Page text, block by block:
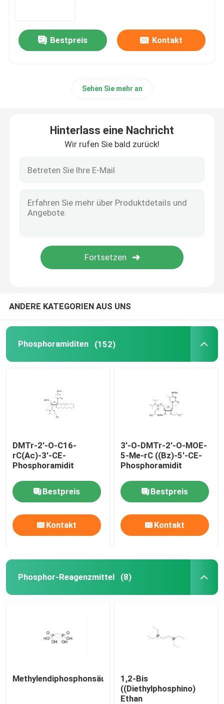
Oligo-Synthese-Reagenzien
Liefersystem
Bestpreis Kontakt
Sehen Sie mehr an
Hinterlass eine Nachricht
Wir rufen Sie bald zurück!
ANDERE KATEGORIEN AUS UNS
Phosphoramiditen (152)
DMTr-2'-O-C16-
rC(Ac)-3'-CE-
Phosphoramidit
Bestpreis
Kontakt
3'-O-DMTr-2'-O-MOE-
5-Me-rC ((Bz)-5'-CE-
Phosphoramidit
Bestpreis
Kontakt
Phosphor-Reagenzmittel (8)
Methylendiphosphonsäure
1,2-Bis
((Diethylphosphino)
Ethan